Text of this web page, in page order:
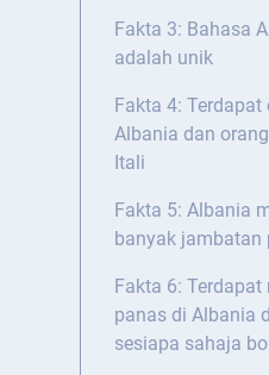
Fakta 3: Bahasa
adalah unik
Fakta 4:
Albania dan
Itali
Fakta 5: Albania
banyak jambatan
Fakta 6:
panas di Albania
sesiapa sahaja